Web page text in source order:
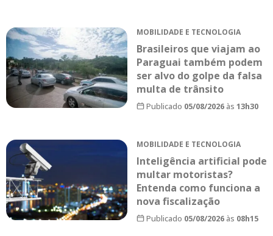
MOBILIDADE E TECNOLOGIA
Brasileiros que viajam ao
Paraguai também podem
ser alvo do golpe da falsa
multa de trânsito
Publicado 05/08/2026às 13h30
MOBILIDADE E TECNOLOGIA
Inteligência artificial pode
multar motoristas?
Entenda como funciona a
nova fiscalização
Publicado 05/08/2026às 08h15